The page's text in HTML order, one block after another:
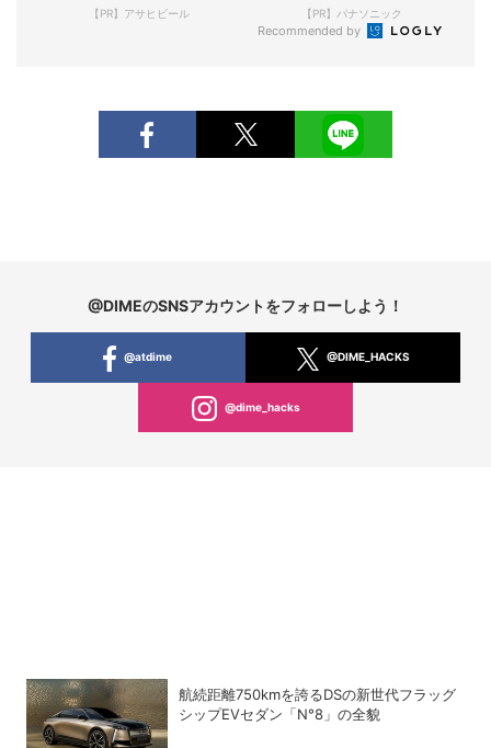
【PR】アサヒビール 【PR】パナソニック
Recommended by
@DIMEのSNSアカウントをフォローしよう！
@atdime @DIME_HACKS
@dime_hacks
航続距離750kmを誇るDSの新世代フラッグ
シップEVセダン「N°8」の全貌